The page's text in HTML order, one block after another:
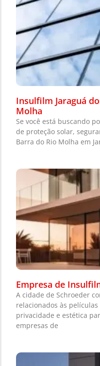
Insulfilm Jaraguá
Molha
Se você está buscando
de proteção solar,
Barra do Rio Molha em
Empresa de
A cidade de Schroeder
relacionados às
privacidade e estética
empresas de